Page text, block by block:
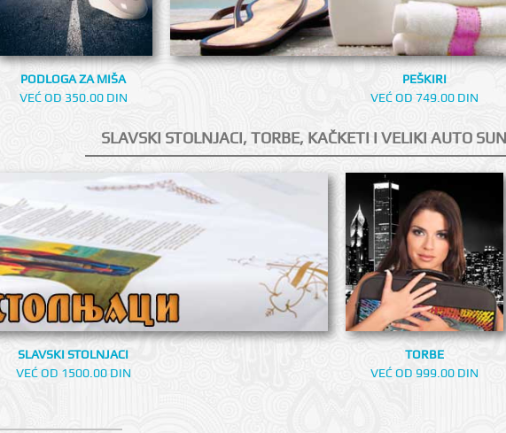
PODLOGA ZA MIŠA
VEĆ OD 350.00 DIN
PEŠKIRI
VEĆ OD 749.00 DIN
SLAVSKI STOLNJACI, TORBE, KAČKETI I VELIKI AUTO
SLAVSKI STOLNJACI
VEĆ OD 1500.00 DIN
TORBE
VEĆ OD 999.00 DIN